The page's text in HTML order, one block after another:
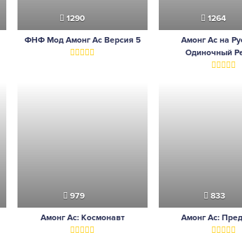
1290
ФНФ Мод Амонг Ас Версия 5
1264
Амонг Ас на
Одиночный
979
Амонг Ас: Космонавт
833
Амонг Ас: